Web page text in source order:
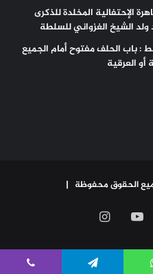
الإحتفالية المخلدة للذكرى
الشيخ الغزواني للسلطة
: باب الحلف مفتوح أمام الجميع
العرقية
يوتيوب